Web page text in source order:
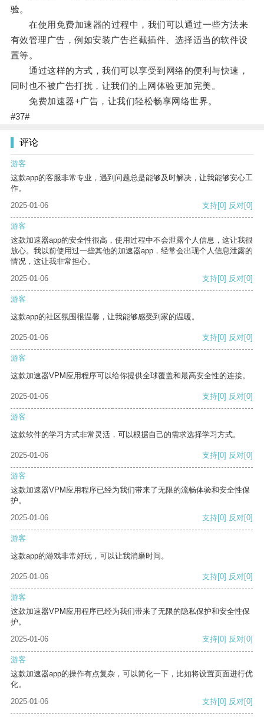
验。
在使用免费加速器的过程中，我们可以通过一些方法来
有效管理广告，例如安装广告拦截插件、选择适当的软件设
置等。
通过这样的方式，我们可以享受到网络的便利与快速，
同时也不被广告打扰，让我们的上网体验更加完美。
免费加速器+广告，让我们轻松畅享网络世界。
#37#
评论
游客
这款app的客服非常专业，遇到问题总是能够及时解决，让我能够安心工
作。
2025-01-06
支持[0] 反对[0]
游客
这款加速器app的安全性很高，使用过程中不会泄露个人信息，这让我很
放心。我以前使用过一些其他的加速器app，经常会出现个人信息泄露的
情况，这让我非常担心。
2025-01-06
支持[0] 反对[0]
游客
这款app的社区氛围很温馨，让我能够感受到家的温暖。
2025-01-06 支持[0] 反对[0]
游客
这款加速器VPM应用程序可以给你提供全球覆盖和最高安全性的连接。
2025-01-06 支持[0] 反对[0]
游客
这款软件的学习方式非常灵活，可以根据自己的需求选择学习方式。
2025-01-06 支持[0] 反对[0]
游客
这款加速器VPM应用程序已经为我们带来了无限的流畅体验和安全性保
护。
2025-01-06
支持[0] 反对[0]
游客
这款app的游戏非常好玩，可以让我消磨时间。
2025-01-06 支持[0] 反对[0]
游客
这款加速器VPM应用程序已经为我们带来了无限的隐私保护和安全性保
护。
2025-01-06
支持[0] 反对[0]
游客
这款加速器app的操作有点复杂，可以简化一下，比如将设置页面进行优
化。
2025-01-06
支持[0] 反对[0]